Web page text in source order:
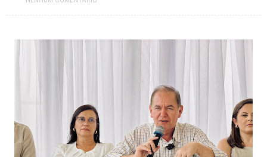
Paraíba tem mais de 320 vagas abertas em concursos públicos;
Prefeitura paraibana abre concurso com 45 vagas e salários que
Pedra da Boca vira passarela para desfile de moda autoral na Paraíba
Reis e Rainhas do forró serão homenageados no São Pedro de Caiçara
ExpoSerra Araruna 2026 acontecerá de 10 a 12 de julho
Ago 05, 2026
Educação de Araruna alcança avanço histórico no IDEB 2025 e reafirma
compromisso com a qualidade do ensino